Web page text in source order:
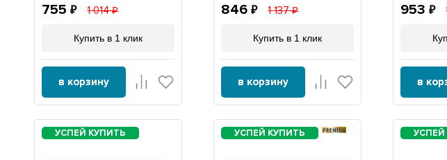
755 1 014
Купить в 1 клик
в корзину
846 1 137
Купить в 1 клик
в корзину
953
в
PREMIUM